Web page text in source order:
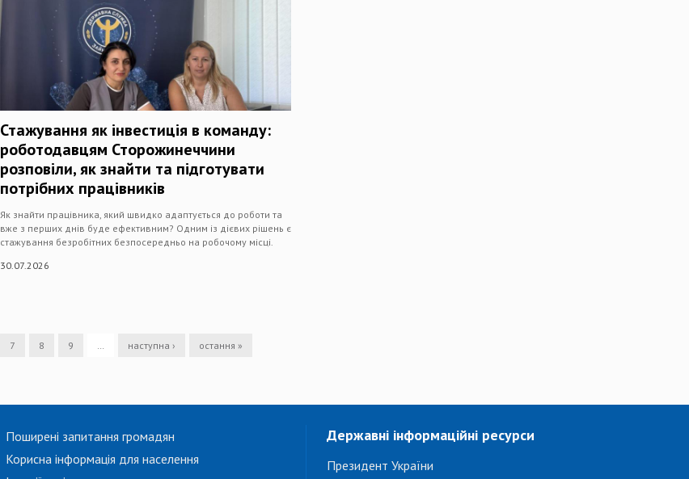
Стажування як інвестиція в команду:
роботодавцям Сторожинеччини
розповіли, як знайти та підготувати
потрібних працівників
Як знайти працівника, який швидко адаптується до роботи та
вже з перших днів буде ефективним? Одним із дієвих рішень є
стажування безробітних безпосередньо на робочому місці.
30.07.2026
7 8 9 наступна › остання »
Поширені запитання громадян
Корисна інформація для населення
Державні інформаційні ресурси
Президент України